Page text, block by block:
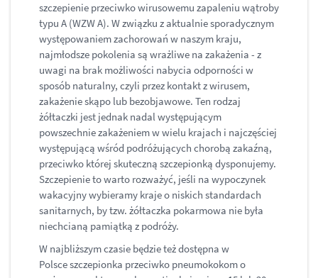
szczepienie przeciwko wirusowemu zapaleniu wątroby
typu A (WZW A). W związku z aktualnie sporadycznym
występowaniem zachorowań w naszym kraju,
najmłodsze pokolenia są wrażliwe na zakażenia - z
uwagi na brak możliwości nabycia odporności w
sposób naturalny, czyli przez kontakt z wirusem,
zakażenie skąpo lub bezobjawowe. Ten rodzaj
żółtaczki jest jednak nadal występującym
powszechnie zakażeniem w wielu krajach i najczęściej
występującą wśród podróżujących chorobą zakaźną,
przeciwko której skuteczną szczepionką dysponujemy.
Szczepienie to warto rozważyć, jeśli na wypoczynek
wakacyjny wybieramy kraje o niskich standardach
sanitarnych, by tzw. żółtaczka pokarmowa nie była
niechcianą pamiątką z podróży.
W najbliższym czasie będzie też dostępna w
Polsce szczepionka przeciwko pneumokokom o